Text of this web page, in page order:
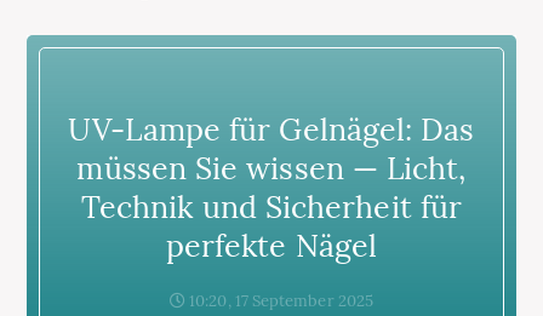
UV-Lampe für Gelnägel: Das
müssen Sie wissen — Licht,
Technik und Sicherheit für
perfekte Nägel
10:20, 17 September 2025